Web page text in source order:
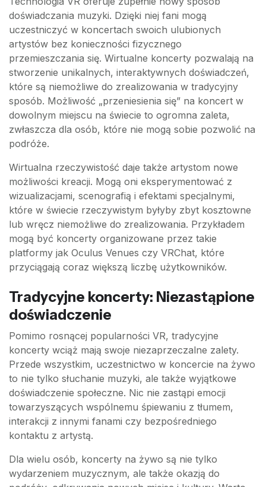
doświadczania muzyki. Dzięki niej fani mogą
uczestniczyć w koncertach swoich ulubionych
artystów bez konieczności fizycznego
przemieszczania się. Wirtualne koncerty pozwalają na
stworzenie unikalnych, interaktywnych doświadczeń,
które są niemożliwe do zrealizowania w tradycyjny
sposób. Możliwość „przeniesienia się” na koncert w
dowolnym miejscu na świecie to ogromna zaleta,
zwłaszcza dla osób, które nie mogą sobie pozwolić na
podróże.
Wirtualna rzeczywistość daje także artystom nowe
możliwości kreacji. Mogą oni eksperymentować z
wizualizacjami, scenografią i efektami specjalnymi,
które w świecie rzeczywistym byłyby zbyt kosztowne
lub wręcz niemożliwe do zrealizowania. Przykładem
mogą być koncerty organizowane przez takie
platformy jak Oculus Venues czy VRChat, które
przyciągają coraz większą liczbę użytkowników.
Tradycyjne koncerty: Niezastąpione
doświadczenie
Pomimo rosnącej popularności VR, tradycyjne
koncerty wciąż mają swoje niezaprzeczalne zalety.
Przede wszystkim, uczestnictwo w koncercie na żywo
to nie tylko słuchanie muzyki, ale także wyjątkowe
doświadczenie społeczne. Nic nie zastąpi emocji
towarzyszących wspólnemu śpiewaniu z tłumem,
interakcji z innymi fanami czy bezpośredniego
kontaktu z artystą.
Dla wielu osób, koncerty na żywo są nie tylko
wydarzeniem muzycznym, ale także okazją do